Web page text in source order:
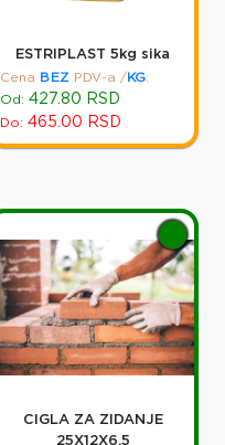
ESTRIPLAST 5kg sika
Cena
BEZ PDV-a / KG:
Od: 427.80 RSD
Do: 465.00 RSD
CIGLA ZA ZIDANJE
25X12X6,5